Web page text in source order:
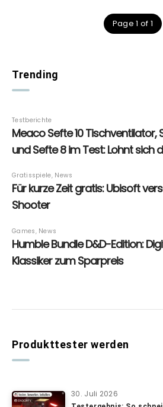
Page 1 of 1
Trending
Produkttester werden
30. Juli 2026